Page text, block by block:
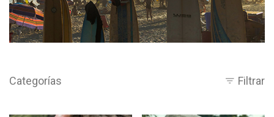
Categorías Filtrar